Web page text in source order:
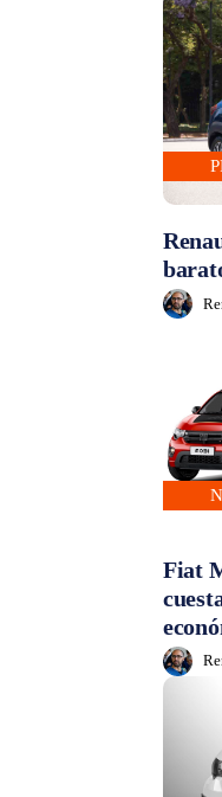
Fiat